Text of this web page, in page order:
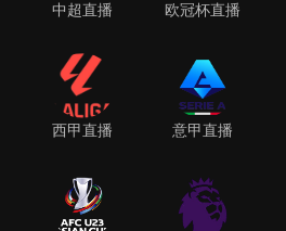
中超直播 欧冠杯直播
西甲直播 意甲直播